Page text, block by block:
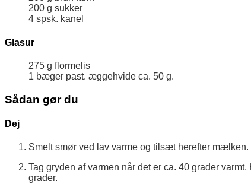
200 g sukker
4 spsk. kanel
Glasur
275 g flormelis
1 bæger past. æggehvide ca. 50 g.
Sådan gør du
Dej
Smelt smør ved lav varme og tilsæt herefter mælken.
Tag gryden af varmen når det er ca. 40 grader
grader.